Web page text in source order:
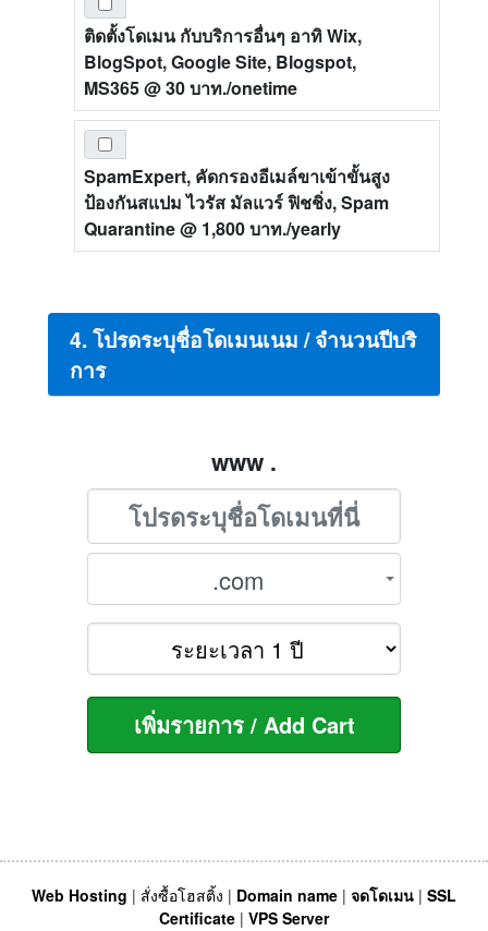
ติดตั้งโดเมน กับบริการอื่นๆ อาทิ Wix,
BlogSpot, Google Site, Blogspot,
MS365@ 30 บาท./onetime
SpamExpert, คัดกรองอีเมล์ขาเข้าขั้นสูง
ป้องกันสแปม ไวรัส มัลแวร์ ฟิชชิ่ง, Spam
Quarantine@ 1,800 บาท./yearly
4. โปรดระบุชื่อโดเมนเนม / จำนวนปีบริ
การ
www .
.com
Web Hosting | สั่งซื้อโฮสติ้ง | Domain name | จดโดเมน | SSL
Certificate | VPS Server